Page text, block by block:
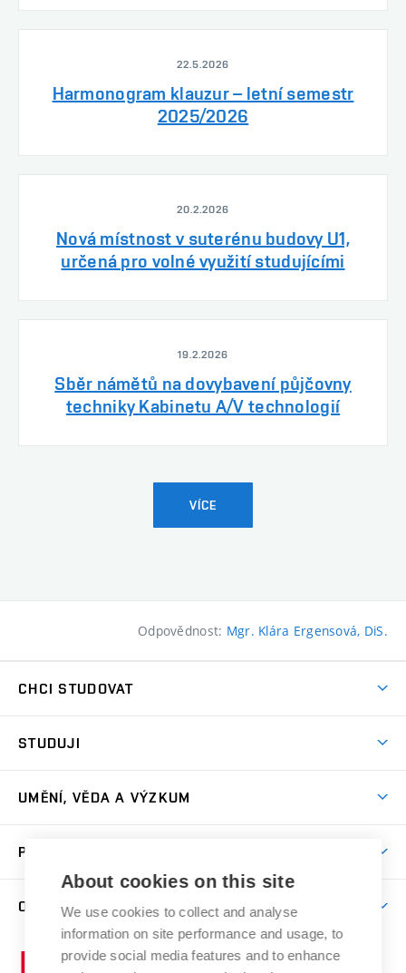
22.5.2026
Harmonogram klauzur – letní semestr
2025/2026
20.2.2026
Nová místnost v suterénu budovy U1,
určená pro volné využití studujícími
19.2.2026
Sběr námětů na dovybavení půjčovny
techniky Kabinetu A/V technologií
VÍCE
Odpovědnost: Mgr. Klára Ergensová, DiS.
CHCI STUDOVAT
Přijímačky
Dny otevřených dveří
Přípravné kurzy
Studium bez bariér
Katedra teorií a dějin umění
Kabinety a dílny
STUDUJI
Časový plán studia
Studijní předpisy a formuláře
Studium a stáže v zahraničí
Rezidenční pobyty
UMĚNÍ, VĚDA A VÝZKUM
Publikační činnost
Projekty
Výstavy
PRO VEŘEJNOST
Letní školy a semestrální kurzy
Nakladatelská a vydavatelská činnost
Research Catalogue
O FAKULTĚ
Aktuality
Vysoké
About cookies on this site
We use cookies to collect and analyse
information on site performance and usage, to
provide social media features and to enhance